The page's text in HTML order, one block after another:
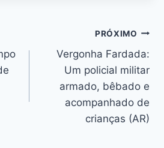
n
g
er
PRÓXIMO
Vergonha Fardada:
Um policial militar
armado, bêbado e
acompanhado de
crianças (AR)